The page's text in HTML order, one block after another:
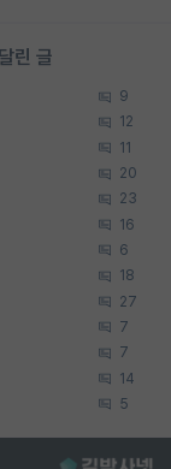
린 글
9
12
11
20
23
16
6
18
27
7
7
14
5